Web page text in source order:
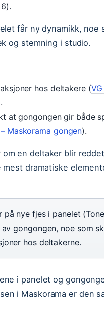
får ny dynamikk, noe
og stemning i studio.
hos deltakere (
at gongongen gir både
Maskorama gongen).
om en deltaker blir
mest dramatiske
på nye fjes i panelet (Tone
gongongen, noe som
hos deltakerne.
i panelet og
i Maskorama er den